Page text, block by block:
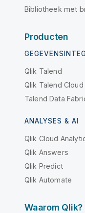
Bibliotheek met
Producten
Qlik Talend
Qlik Talend Cloud
Talend Data
ANALYSES & AI
Qlik Cloud
Qlik Answers
Qlik Predict
Qlik Automate
Waarom Qlik?